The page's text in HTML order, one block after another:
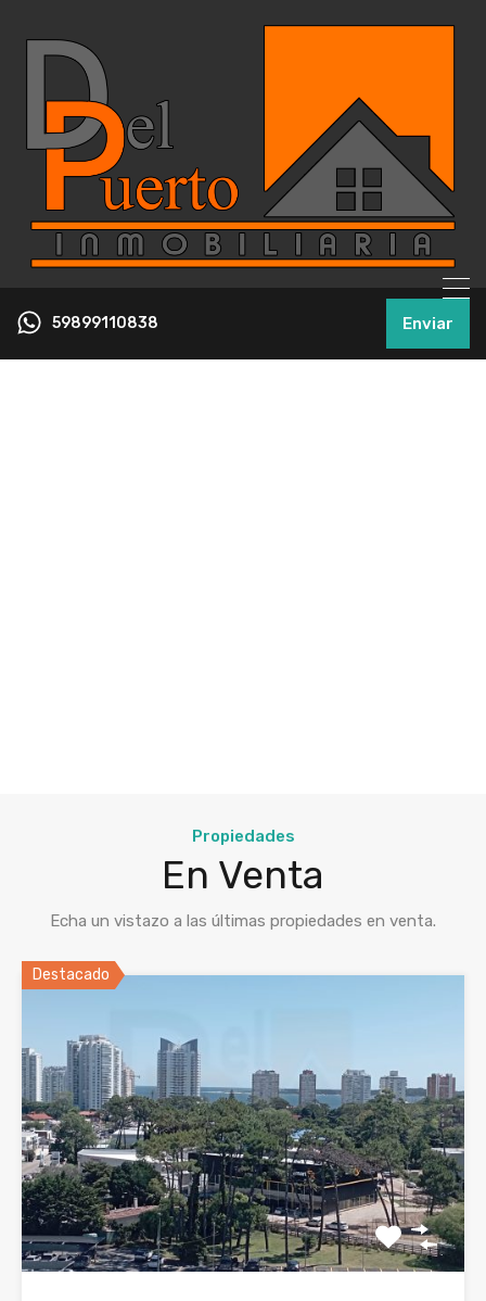
59899110838 Enviar
Propiedades
En Venta
Echa un vistazo a las últimas propiedades en venta.
Destacado